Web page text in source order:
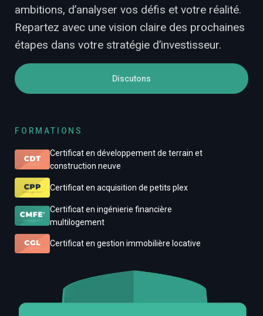
ambitions, d’analyser vos défis et votre réalité.
Repartez avec une vision claire des prochaines
étapes dans votre stratégie d’investisseur.
Discutons
FORMATIONS
Certificat en développement de terrain et
construction neuve
Certificat en acquisition de petits plex
Certificat en ingénierie financière
multilogement
Certificat en gestion immobilière locative